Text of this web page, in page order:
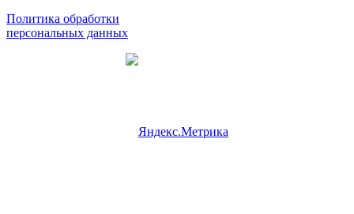
Политика обработки
персональных данных